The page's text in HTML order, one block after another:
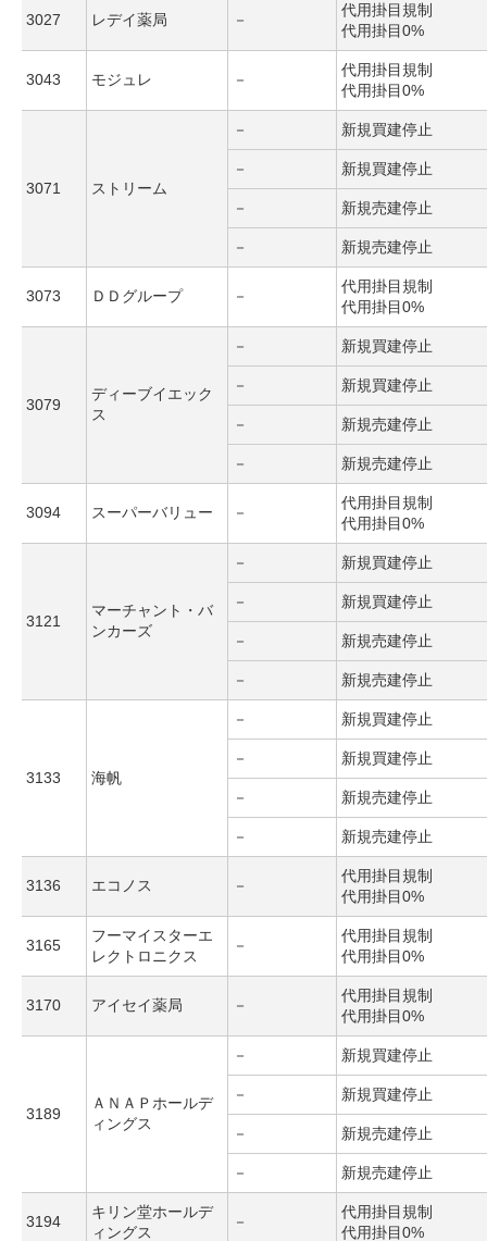
3027 レデイ薬局 －
代用掛目規制
代用掛目0%
3043 モジュレ －
代用掛目規制
代用掛目0%
3071 ストリーム
－ 新規買建停止
－ 新規買建停止
－ 新規売建停止
－ 新規売建停止
3073 ＤＤグループ －
代用掛目規制
代用掛目0%
3079
ディーブイエック
ス
－ 新規買建停止
－ 新規買建停止
－ 新規売建停止
－ 新規売建停止
3094 スーパーバリュー －
代用掛目規制
代用掛目0%
3121
マーチャント・バ
ンカーズ
－ 新規買建停止
－ 新規買建停止
－ 新規売建停止
－ 新規売建停止
3133 海帆
－ 新規買建停止
－ 新規買建停止
－ 新規売建停止
－ 新規売建停止
3136 エコノス －
代用掛目規制
代用掛目0%
3165
フーマイスターエ
レクトロニクス
－
代用掛目規制
代用掛目0%
3170 アイセイ薬局 －
代用掛目規制
代用掛目0%
3189
ＡＮＡＰホールデ
ィングス
－ 新規買建停止
－ 新規買建停止
－ 新規売建停止
－ 新規売建停止
3194
キリン堂ホールデ
ィングス
－
代用掛目規制
代用掛目0%